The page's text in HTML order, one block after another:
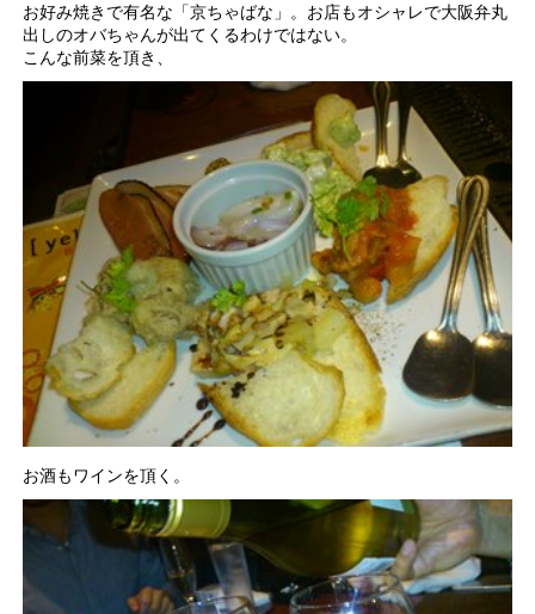
お好み焼きで有名な「京ちゃばな」。お店もオシャレで大阪弁丸
出しのオバちゃんが出てくるわけではない。
こんな前菜を頂き、
お酒もワインを頂く。